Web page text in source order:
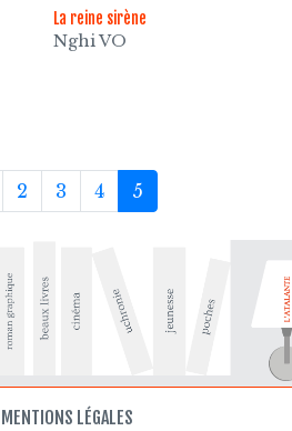
La reine sirène
Nghi VO
2 3 4 5
MENTIONS LÉGALES